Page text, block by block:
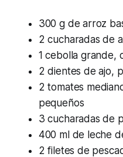
300 g de arroz
2 cucharadas de
1 cebolla grande,
2 dientes de ajo,
2 tomates
pequeños
3 cucharadas de
400 ml de leche
2 filetes de